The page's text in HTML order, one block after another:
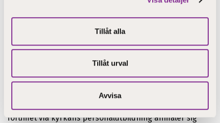
Tillåt alla
Tillåt urval
Avvisa
Deltagarna anmäler sig till forumet via kyrkans
personalutbildningskalender. I februari sänds en
förfrågan om eventuella dieter ut till deltagarna baserat
på anmälningarna i utbildningskalendern.
Deltagare som inte har möjlighet att anmäla sig till
forumet via kyrkans personalutbildning anmäler sig